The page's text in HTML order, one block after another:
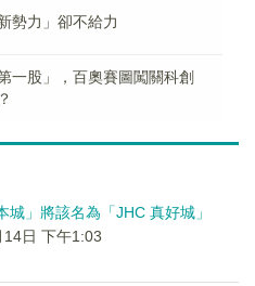
勢力」卻不給力
一股」，百奧賽圖闖關科創
城」將該名為「JHC 真好城」
14日 下午1:03